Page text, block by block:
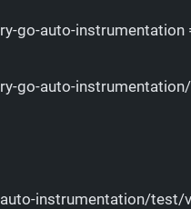
go-auto-instrumentation
go-auto-
instrumentation/test/